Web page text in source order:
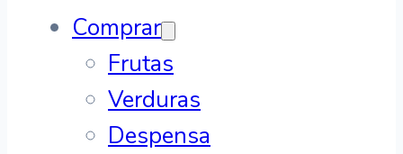
Comprar
Frutas
Verduras
Despensa